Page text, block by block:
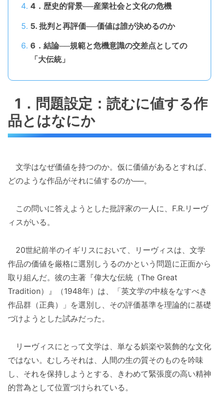
4．歴史的背景──産業社会と文化の危機
5. 批判と再評価──価値は誰が決めるのか
6．結論──規範と危機意識の交差点としての
「大伝統」
1．問題設定：読むに値する作
品とはなにか
文学はなぜ価値を持つのか。仮に価値があるとすれば、
どのような作品がそれに値するのか──。
この問いに答えようとした批評家の一人に、F.R.リーヴ
ィスがいる。
20世紀前半のイギリスにおいて、リーヴィスは、文学
作品の価値を厳格に選別しうるのかという問題に正面から
取り組んだ。彼の主著『偉大な伝統（The Great
Tradition）』（1948年）は、「英文学の中核をなすべき
作品群（正典）」を選別し、その評価基準を理論的に基礎
づけようとした試みだった。
リーヴィスにとって文学は、単なる娯楽や装飾的な文化
ではない。むしろそれは、人間の生の質そのものを吟味
し、それを保持しようとする、きわめて緊張度の高い精神
的営為として位置づけられている。